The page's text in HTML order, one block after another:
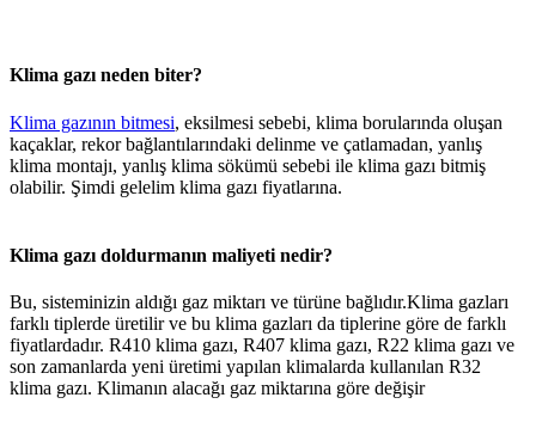
Klima gazı neden biter?
Klima gazının bitmesi, eksilmesi sebebi, klima borularında oluşan
kaçaklar, rekor bağlantılarındaki delinme ve çatlamadan, yanlış
klima montajı, yanlış klima sökümü sebebi ile klima gazı bitmiş
olabilir. Şimdi gelelim klima gazı fiyatlarına.
Klima gazı doldurmanın maliyeti nedir?
Bu, sisteminizin aldığı gaz miktarı ve türüne bağlıdır.Klima gazları
farklı tiplerde üretilir ve bu klima gazları da tiplerine göre de farklı
fiyatlardadır. R410 klima gazı, R407 klima gazı, R22 klima gazı ve
son zamanlarda yeni üretimi yapılan klimalarda kullanılan R32
klima gazı. Klimanın alacağı gaz miktarına göre değişir